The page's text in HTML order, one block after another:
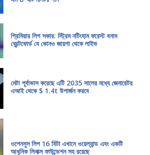
প্রিমিয়ার লিগ সকার: স্ট্রিম নটিংহাম ফরেস্ট বনাম
ব্রেন্টফোর্ড যে কোনও জায়গা থেকে লাইভ
মেটা পূর্বাভাস করেছে এটি 2035 সালের মধ্যে জেনারেটর
এআই থেকে $ 1.4t উপার্জন করবে
ওপেনসুস লিপ 16 বিটা এখানে ওয়েল্যান্ড এবং একটি
আধুনিক লিনাক্স ফাউন্ডেশন সহ রয়েছে